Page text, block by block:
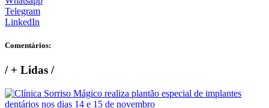
Telegram
LinkedIn
Comentários:
/+ Lidas /